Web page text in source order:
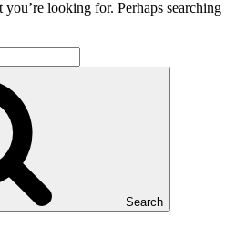
you’re looking for. Perhaps searching
Search